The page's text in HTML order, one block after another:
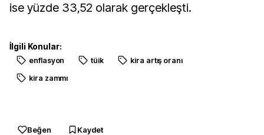
ise yüzde 33,52 olarak gerçekleşti.
İlgili Konular:
enflasyon tüik
kira artış oranı
kira zammı
Beğen Kaydet